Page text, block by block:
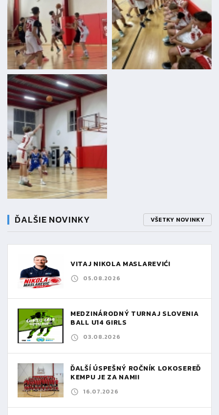
ĎALŠIE NOVINKY VŠETKY NOVINKY
VITAJ NIKOLA MASLAREVIĆ!
05.08.2026
MEDZINÁRODNÝ TURNAJ SLOVENIA
BALL U14 GIRLS
03.08.2026
ĎALŠÍ ÚSPEŠNÝ ROČNÍK LOKOSEREĎ
KEMPU JE ZA NAMI!
16.07.2026